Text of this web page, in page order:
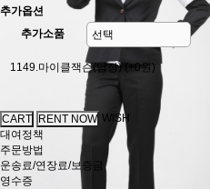
추가옵션
추가소품
1149.마이클잭슨(남장) (+0원)
WISH
대여정책
주문방법
운송료/연장료/보증금
영수증